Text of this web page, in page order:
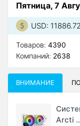
Пятница, 7
USD: 11886.72
Товаров: 4390
Компаний: 2638
ВНИМАНИЕ
Arcti